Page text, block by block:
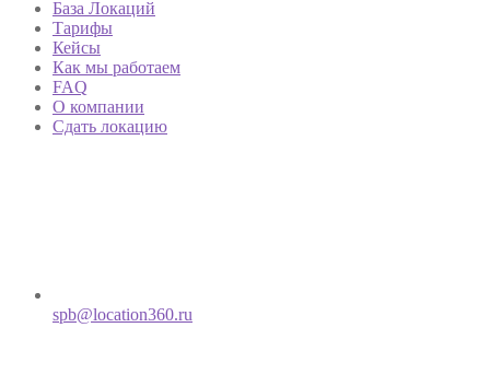
База Локаций
Тарифы
Кейсы
Как мы работаем
FAQ
О компании
Сдать локацию
spb@location360.ru